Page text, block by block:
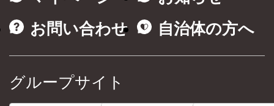
お問い合わせ
自治体の方へ
グループサイト